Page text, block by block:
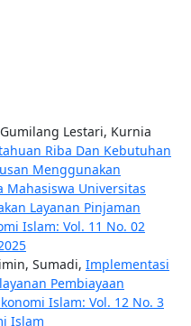
Lestari, Kurnia
Riba Dan Kebutuhan
Menggunakan
Mahasiswa Universitas
Layanan Pinjaman
Islam: Vol. 11 No. 02
Sumadi, Implementasi
Pembiayaan
Islam: Vol. 12 No. 3
Islam